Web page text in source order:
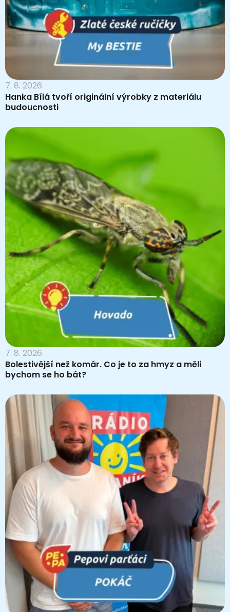
7. 8. 2026
Hanka Bílá tvoří originální výrobky z materiálu
budoucnosti
7. 8. 2026
Bolestivější než komár. Co je to za hmyz a měli
bychom se ho bát?